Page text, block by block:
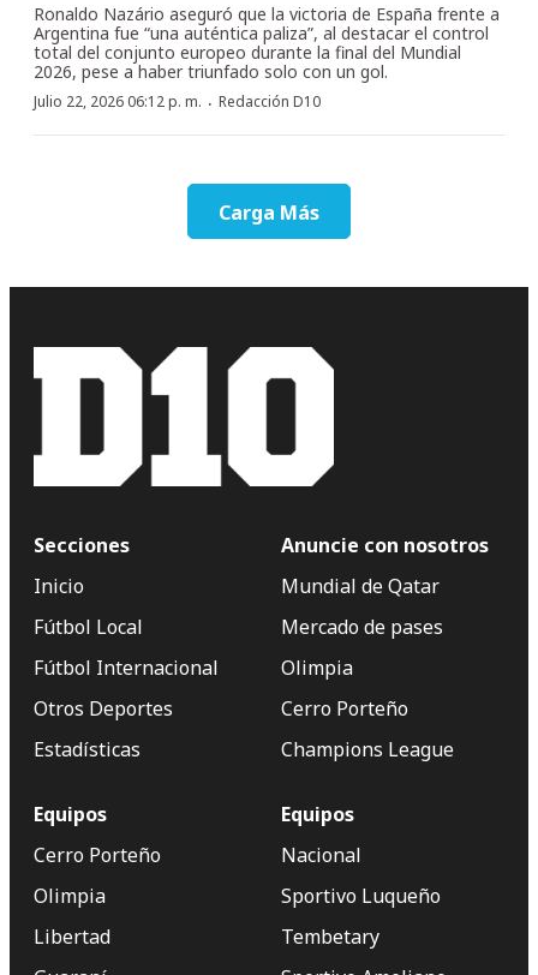
Ronaldo Nazário aseguró que la victoria de España frente a
Argentina fue “una auténtica paliza”, al destacar el control
total del conjunto europeo durante la final del Mundial
2026, pese a haber triunfado solo con un gol.
Julio 22, 2026 06:12 p. m. · Redacción D10
Carga Más
Secciones
Inicio
Fútbol Local
Fútbol Internacional
Otros Deportes
Estadísticas
Anuncie con nosotros
Mundial de Qatar
Mercado de pases
Olimpia
Cerro Porteño
Champions League
Equipos
Cerro Porteño
Olimpia
Libertad
Equipos
Nacional
Sportivo Luqueño
Tembetary